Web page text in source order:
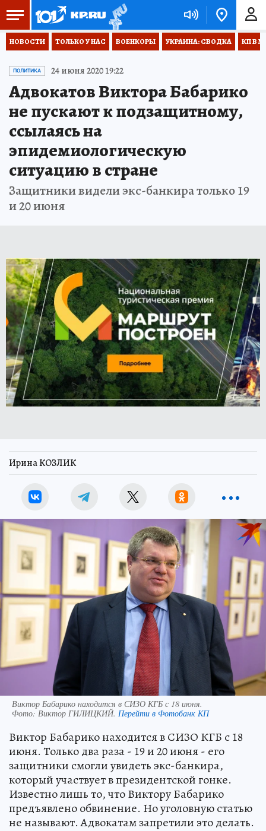
НОВОСТИ ТОЛЬКО У НАС ВОЕНКОРЫ УКРАИНА: СВОДКА КП В
ПОЛИТИКА 24 июня 2020 19:22
Адвокатов Виктора Бабарико
не пускают к подзащитному,
ссылаясь на
эпидемиологическую
ситуацию в стране
Защитники видели экс-банкира только 19
и 20 июня
Ирина КОЗЛИК
Виктор Бабарико находится в СИЗО КГБ с 18 июня.
Фото: Виктор ГИЛИЦКИЙ. Перейти в Фотобанк КП
Виктор Бабарико находится в СИЗО КГБ с 18
июня. Только два раза - 19 и 20 июня - его
защитники смогли увидеть экс-банкира,
который участвует в президентской гонке.
Известно лишь то, что Виктору Бабарико
предъявлено обвинение. Но уголовную статью
не называют. Адвокатам запретили это делать.